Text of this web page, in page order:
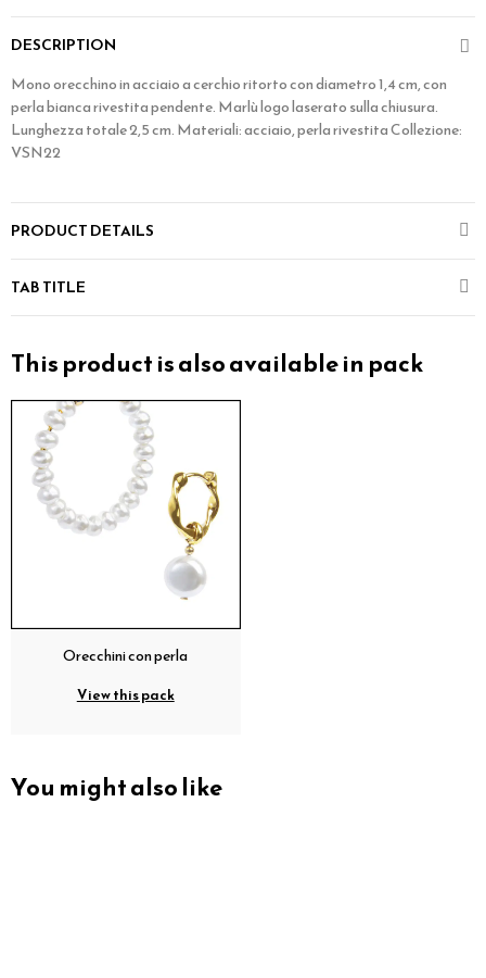
DESCRIPTION
Mono orecchino in acciaio a cerchio ritorto con diametro 1,4 cm, con
perla bianca rivestita pendente. Marlù logo laserato sulla chiusura.
Lunghezza totale 2,5 cm. Materiali: acciaio, perla rivestita Collezione:
VSN22
PRODUCT DETAILS
TAB TITLE
This product is also available in pack
Orecchini con perla
View this pack
You might also like